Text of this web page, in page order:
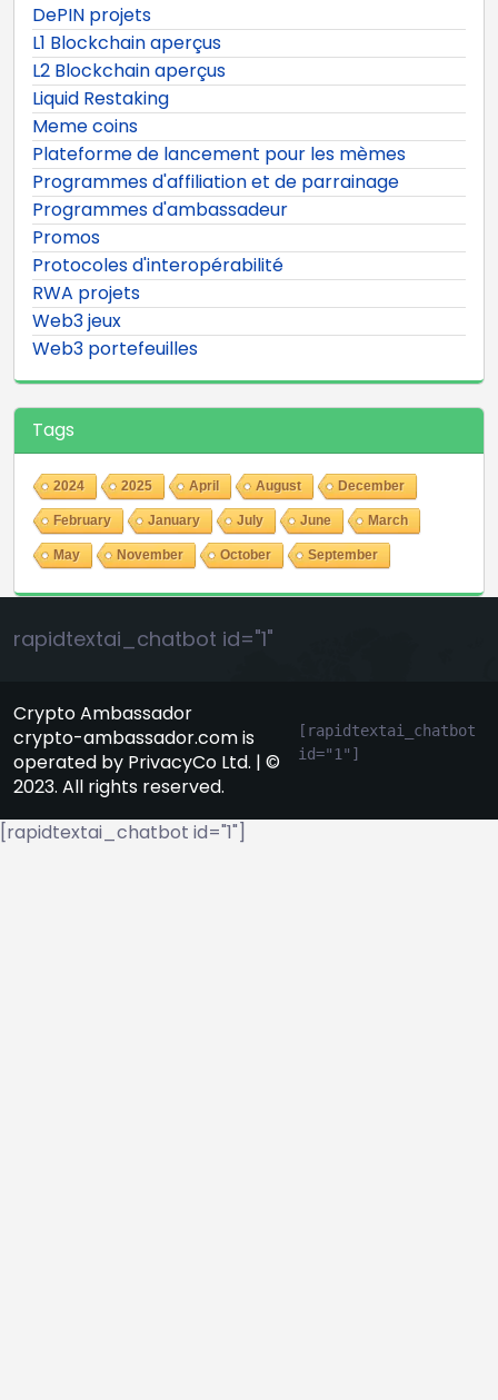
DePIN projets
L1 Blockchain aperçus
L2 Blockchain aperçus
Liquid Restaking
Meme coins
Plateforme de lancement pour les mèmes
Programmes d'affiliation et de parrainage
Programmes d'ambassadeur
Promos
Protocoles d'interopérabilité
RWA projets
Web3 jeux
Web3 portefeuilles
Tags
2024 2025 April August December
February January July June March
May November October September
rapidtextai_chatbot id="1"
Crypto Ambassador
crypto-ambassador.com is
operated by PrivacyCo Ltd. | ©
2023. All rights reserved.
[rapidtextai_chatbot
id="1"]
[rapidtextai_chatbot id="1"]